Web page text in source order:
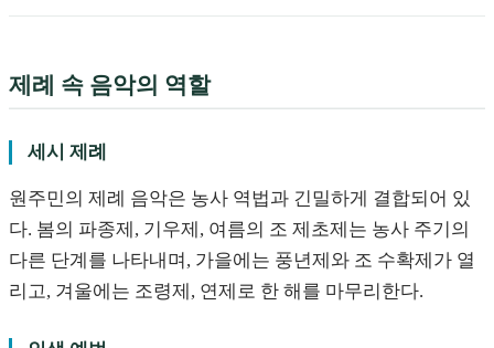
제례 속 음악의 역할
세시 제례
원주민의 제례 음악은 농사 역법과 긴밀하게 결합되어 있
다. 봄의 파종제, 기우제, 여름의 조 제초제는 농사 주기의
다른 단계를 나타내며, 가을에는 풍년제와 조 수확제가 열
리고, 겨울에는 조령제, 연제로 한 해를 마무리한다.